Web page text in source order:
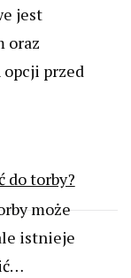
jest
oraz
opcji przed
do torby?
może
istnieje